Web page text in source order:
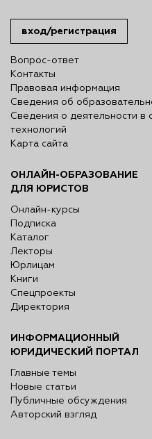
вход/регистрация
Вопрос-ответ
Контакты
Правовая информация
Сведения об
Сведения о деятельности
технологий
Карта сайта
ОНЛАЙН-ОБРАЗОВАНИЕ
ДЛЯ ЮРИСТОВ
Онлайн-курсы
Подписка
Каталог
Лекторы
Юрлицам
Книги
Спецпроекты
Директория
ИНФОРМАЦИОННЫЙ
ЮРИДИЧЕСКИЙ ПОРТАЛ
Главные темы
Новые статьи
Публичные обсуждения
Авторский взгляд